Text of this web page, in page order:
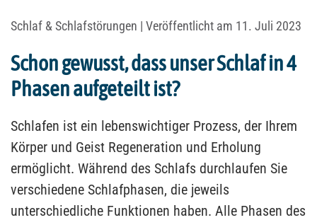
Schlaf & Schlafstörungen | Veröffentlicht am 11. Juli 2023
Schon gewusst, dass unser Schlaf in 4
Phasen aufgeteilt ist?
Schlafen ist ein lebenswichtiger Prozess, der Ihrem
Körper und Geist Regeneration und Erholung
ermöglicht. Während des Schlafs durchlaufen Sie
verschiedene Schlafphasen, die jeweils
unterschiedliche Funktionen haben. Alle Phasen des